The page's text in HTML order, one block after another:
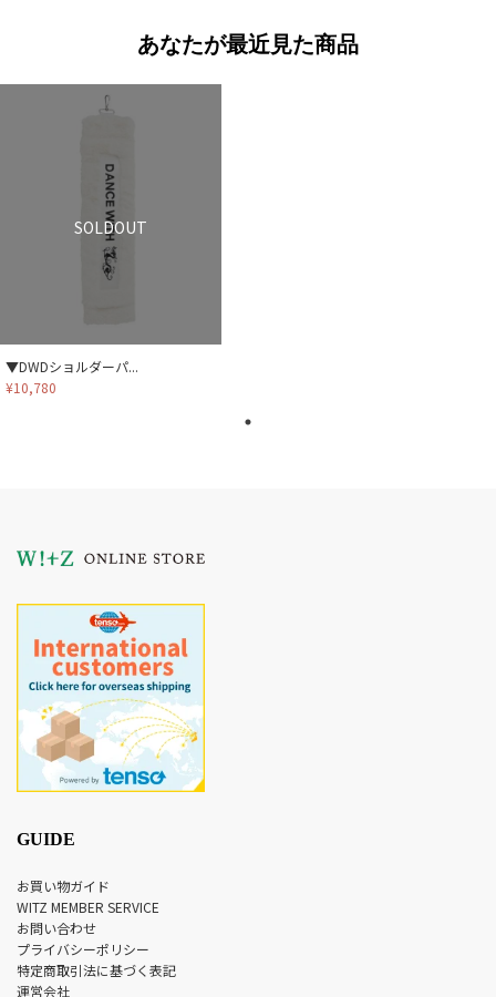
あなたが最近見た商品
SOLDOUT
▼DWDショルダーパ...
¥10,780
GUIDE
お買い物ガイド
WITZ MEMBER SERVICE
お問い合わせ
プライバシーポリシー
特定商取引法に基づく表記
運営会社